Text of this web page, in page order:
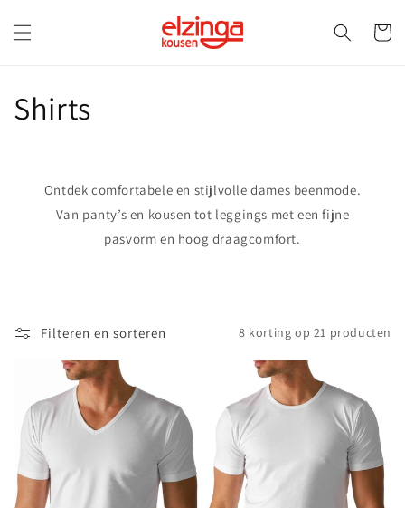
content
C
t
e
:
Shirts
Ontdek comfortabele en stijlvolle dames beenmode.
Van panty’s en kousen tot leggings met een fijne
pasvorm en hoog draagcomfort.
Filteren en sorteren 8 korting op 21 producten